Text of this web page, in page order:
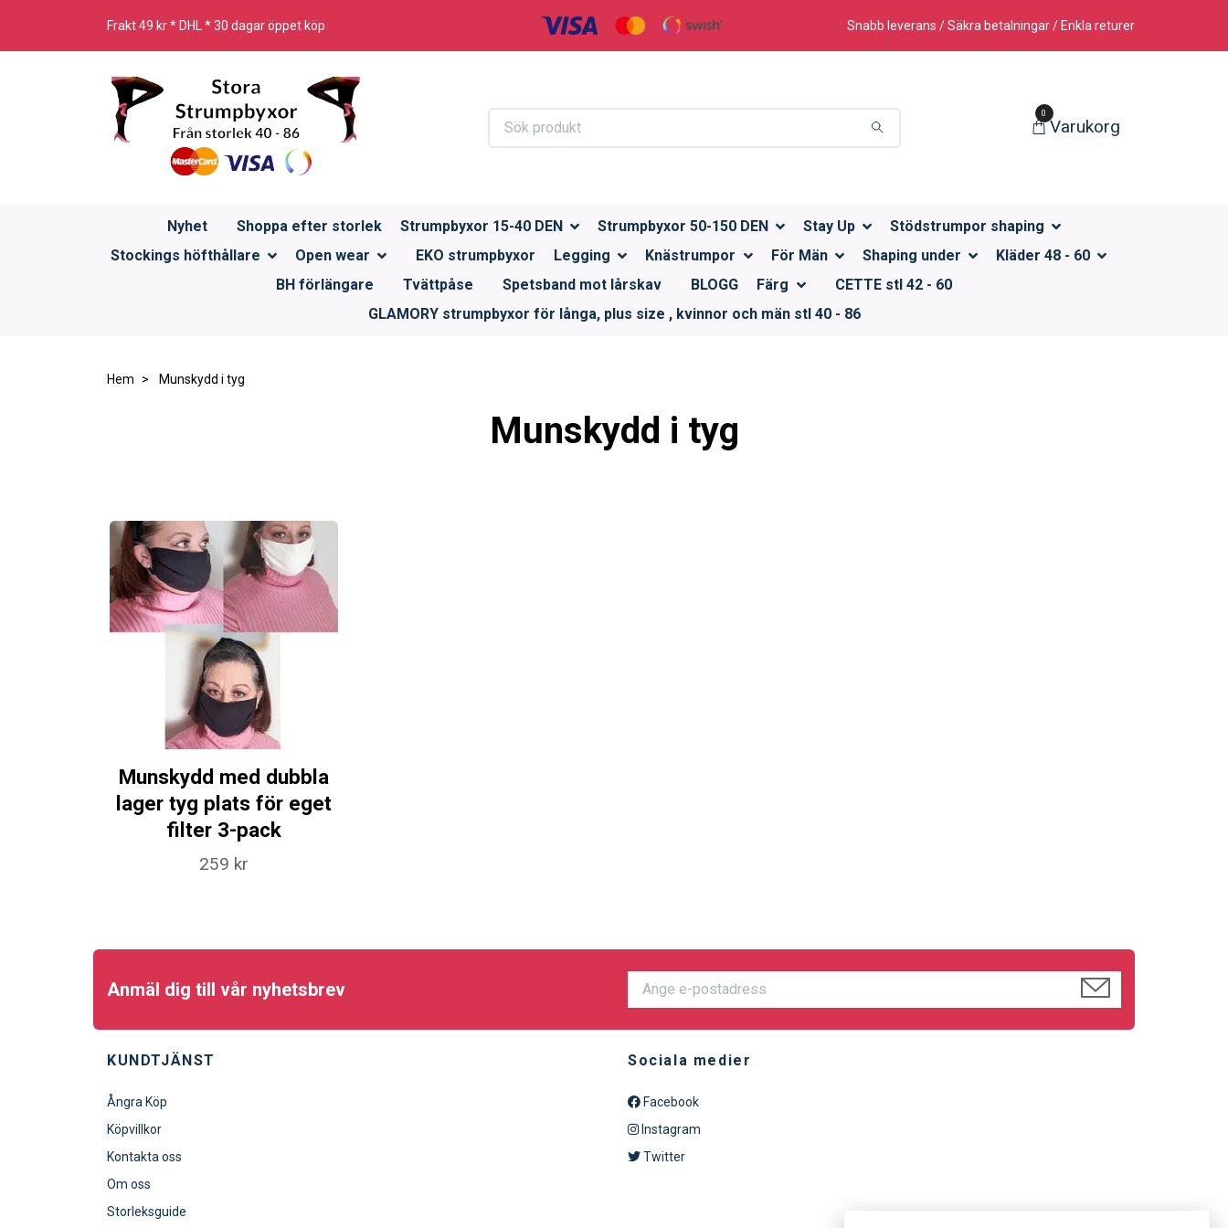
Frakt 49 kr * DHL * 30 dagar öppet köp Snabb leverans / Säkra betalningar / Enkla returer
0
Varukorg
Nyhet Shoppa efter storlek Strumpbyxor 15-40 DEN Strumpbyxor 50-150 DEN Stay Up
Stödstrumpor shaping
Stockings höfthållare
Open wear EKO strumpbyxor Legging Knästrumpor För Män Shaping under
Kläder 48 - 60
BH förlängare
Tvättpåse Spetsband mot lårskav BLOGG Färg
CETTE stl 42 - 60
GLAMORY strumpbyxor för långa, plus size , kvinnor och män stl 40 - 86
Hem Munskydd i tyg
Munskydd i tyg
Munskydd med dubbla
lager tyg plats för eget
filter 3-pack
259 kr
Anmäl dig till vår nyhetsbrev
KUNDTJÄNST
Ångra Köp
Köpvillkor
Kontakta oss
Om oss
Storleksguide
Sociala medier
Facebook
Instagram
Twitter